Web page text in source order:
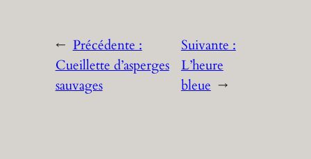
← Précédente :
Cueillette d’asperges
sauvages
Suivante :
L’heure
bleue →